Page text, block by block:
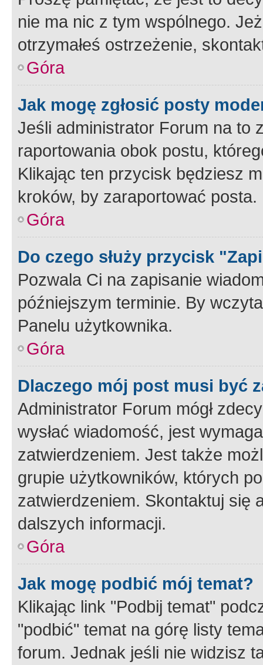
nie ma nic z tym wspólnego.
otrzymałeś ostrzeżenie,
Góra
Jak mogę zgłosić posty
Jeśli administrator Forum na to
raportowania obok postu,
Klikając ten przycisk będziesz
kroków, by zaraportować posta.
Góra
Do czego służy przycisk
Pozwala Ci na zapisanie
późniejszym terminie. By
Panelu użytkownika.
Góra
Dlaczego mój post musi być
Administrator Forum mógł
wysłać wiadomość, jest
zatwierdzeniem. Jest także
grupie użytkowników, których
zatwierdzeniem. Skontaktuj się
dalszych informacji.
Góra
Jak mogę podbić mój temat?
Klikając link "Podbij temat"
"podbić" temat na górę listy
forum. Jednak jeśli nie widzisz